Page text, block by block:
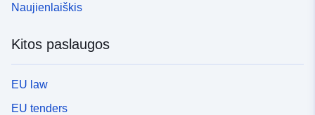
Naujienlaiškis
Kitos paslaugos
EU law
EU tenders